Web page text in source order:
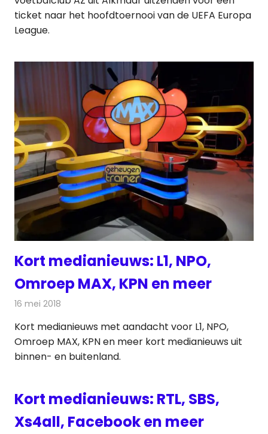
ticket naar het hoofdtoernooi van de UEFA Europa
League.
Kort medianieuws: L1, NPO,
Omroep MAX, KPN en meer
16 mei 2018
Kort medianieuws met aandacht voor L1, NPO,
Omroep MAX, KPN en meer kort medianieuws uit
binnen- en buitenland.
Kort medianieuws: RTL, SBS,
Xs4all, Facebook en meer